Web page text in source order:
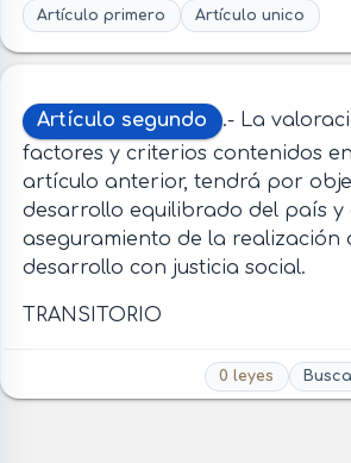
Artículo primero Artículo unico
Artículo segundo
.- La
factores y criterios contenidos
artículo anterior, tendrá por
desarrollo equilibrado del país y
aseguramiento de la realización
desarrollo con justicia social.
TRANSITORIO
0 leyes